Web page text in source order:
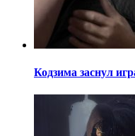
Кодзима заснул